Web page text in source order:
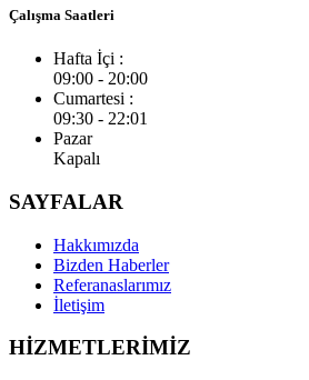
Çalışma Saatleri
Hafta İçi :
09:00 - 20:00
Cumartesi :
09:30 - 22:01
Pazar
Kapalı
SAYFALAR
Hakkımızda
Bizden Haberler
Referanaslarımız
İletişim
HİZMETLERİMİZ